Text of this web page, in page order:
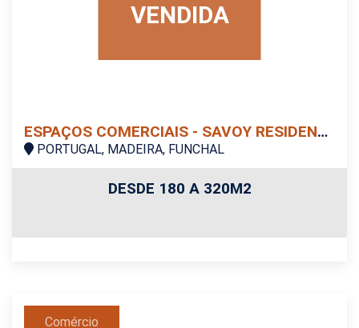
VENDIDA
ESPAÇOS COMERCIAIS - SAVOY RESIDENCE | MONUMENTALI
PORTUGAL, MADEIRA, FUNCHAL
DESDE 180 A 320M2
Comércio